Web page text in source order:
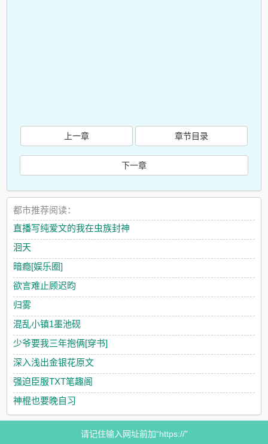
上一章 章节目录
下一章
都市推荐阅读：
直播写纯爱文的我在虫族封神
洄天
暗瘾[娱乐圈]
欲言难止顾迟昀
归雾
混乱小镇1墨池砚
少爷要我三年抱俩[穿书]
深入浅出金银花原文
强迫臣服TXT笔趣阁
神棍也要晚自习
请记住输入网址前加“https://”